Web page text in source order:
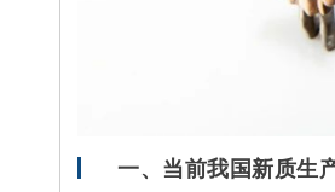
一、当前我国新质生